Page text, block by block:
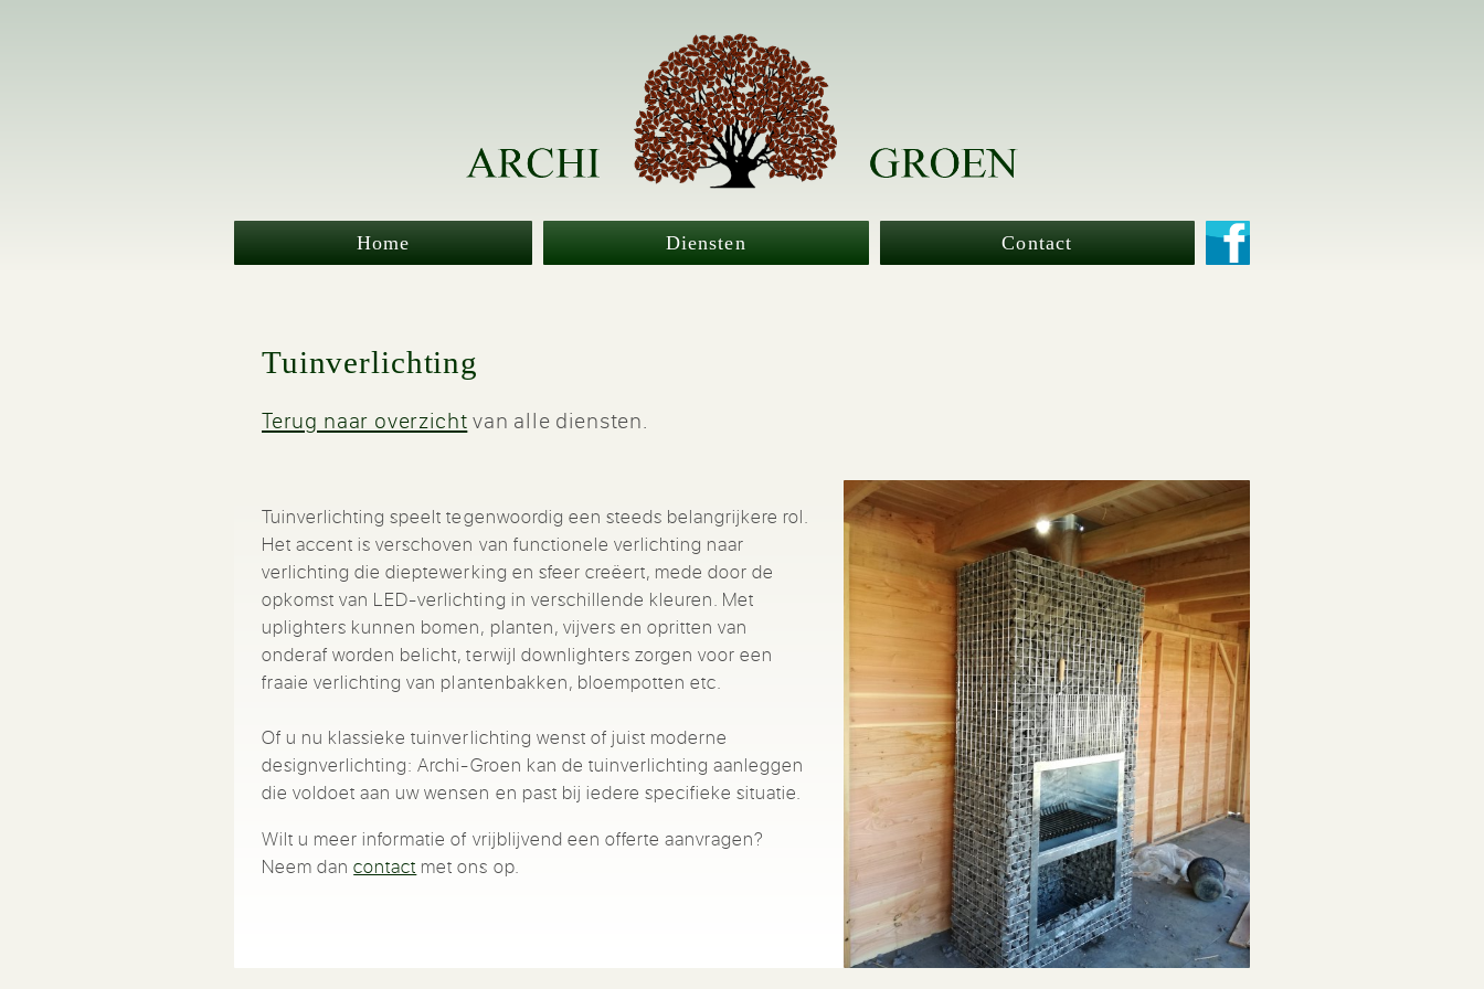
Home Diensten Contact
Tuinverlichting
Terug naar overzicht van alle diensten.
Tuinverlichting speelt tegenwoordig een steeds belangrijkere rol.
Het accent is verschoven van functionele verlichting naar
verlichting die dieptewerking en sfeer creëert, mede door de
opkomst van LED-verlichting in verschillende kleuren. Met
uplighters kunnen bomen, planten, vijvers en opritten van
onderaf worden belicht, terwijl downlighters zorgen voor een
fraaie verlichting van plantenbakken, bloempotten etc.
Of u nu klassieke tuinverlichting wenst of juist moderne
designverlichting: Archi-Groen kan de tuinverlichting aanleggen
die voldoet aan uw wensen en past bij iedere specifieke situatie.
Wilt u meer informatie of vrijblijvend een offerte aanvragen?
Neem dancontact met ons op.